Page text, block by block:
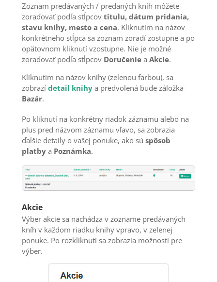
Zoznam predávaných / predaných kníh môžete
zoraďovať podľa stĺpcov titulu, dátum pridania,
stavu knihy, mesto a cena. Kliknutím na názov
konkrétneho stĺpca sa zoznam zoradí zostupne a po
opätovnom kliknutí vzostupne. Nie je možné
zoraďovať podľa stĺpcov Doručeniea Akcie.
Kliknutím na názov knihy (zelenou farbou), sa
zobrazí detail knihya predvolená bude záložka
Bazár.
Po kliknutí na konkrétny riadok záznamu alebo na
plus pred názvom záznamu vľavo, sa zobrazia
ďalšie detaily o vašej ponuke, ako sú spôsob
platbya Poznámka.
Akcie
Výber akcie sa nachádza v zozname predávaných
kníh v každom riadku knihy vpravo, v zelenej
ponuke. Po rozkliknutí sa zobrazia možnosti pre
výber.